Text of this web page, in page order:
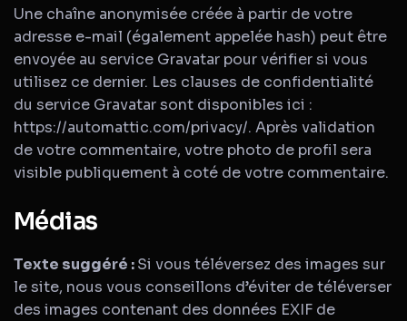
Une chaîne anonymisée créée à partir de votre
adresse e-mail (également appelée hash) peut être
envoyée au service Gravatar pour vérifier si vous
utilisez ce dernier. Les clauses de confidentialité
du service Gravatar sont disponibles ici :
https://automattic.com/privacy/. Après validation
de votre commentaire, votre photo de profil sera
visible publiquement à coté de votre commentaire.
Médias
Texte suggéré :Si vous téléversez des images sur
le site, nous vous conseillons d’éviter de téléverser
des images contenant des données EXIF de